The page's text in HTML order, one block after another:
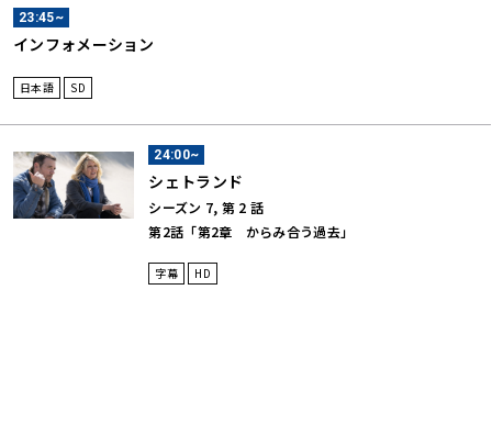
23:45~
インフォメーション
日本語 SD
24:00~
シェトランド
シーズン 7, 第 2 話
第2話「第2章 からみ合う過去」
字幕 HD